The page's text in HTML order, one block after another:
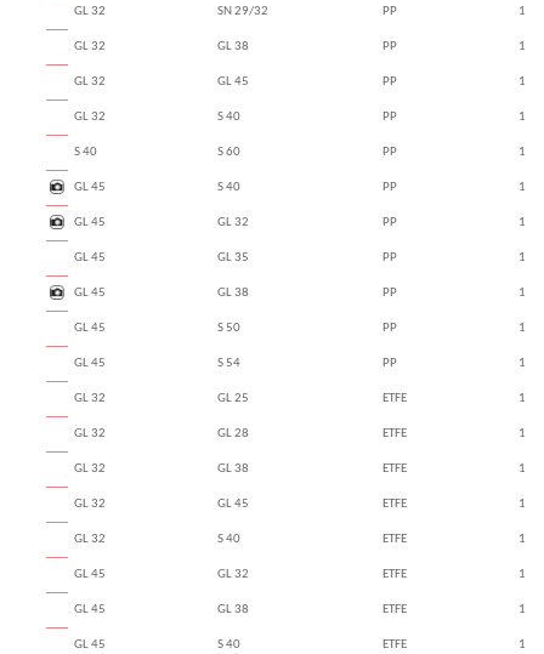
GL 32 SN 29/32 PP 1
GL 32 GL 38 PP 1
GL 32 GL 45 PP 1
GL 32 S 40 PP 1
S 40 S 60 PP 1
GL 45 S 40 PP 1
GL 45 GL 32 PP 1
GL 45 GL 35 PP 1
GL 45 GL 38 PP 1
GL 45 S 50 PP 1
GL 45 S 54 PP 1
GL 32 GL 25 ETFE 1
GL 32 GL 28 ETFE 1
GL 32 GL 38 ETFE 1
GL 32 GL 45 ETFE 1
GL 32 S 40 ETFE 1
GL 45 GL 32 ETFE 1
GL 45 GL 38 ETFE 1
GL 45 S 40 ETFE 1